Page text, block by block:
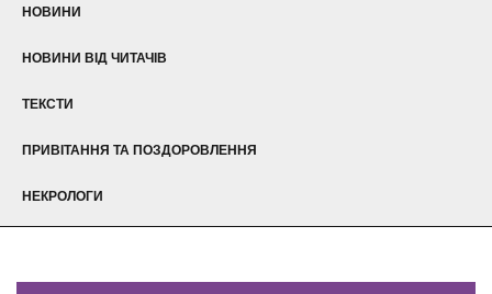
НОВИНИ
НОВИНИ ВІД ЧИТАЧІВ
ТЕКСТИ
ПРИВІТАННЯ ТА ПОЗДОРОВЛЕННЯ
НЕКРОЛОГИ